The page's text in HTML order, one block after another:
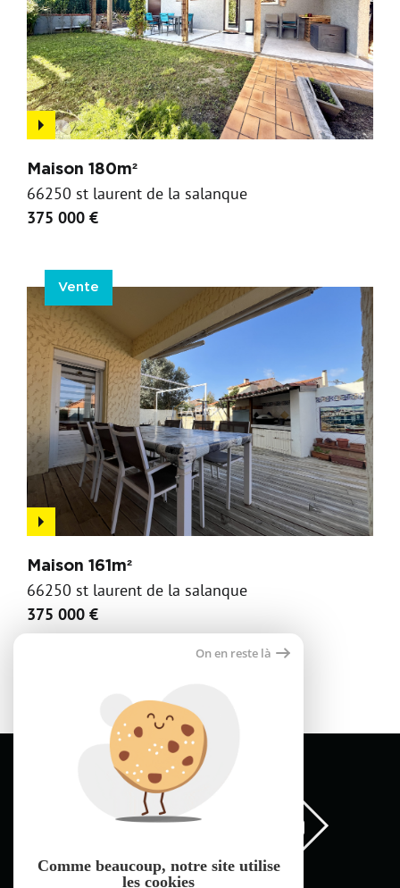
Maison 180m²
66250 st laurent de la salanque
375 000 €
Vente
Maison 161m²
66250 st laurent de la salanque
375 000 €
On en reste là
Comme beaucoup, notre site utilise
les cookies